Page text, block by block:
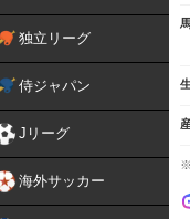
独立リーグ
侍ジャパン
Jリーグ
海外サッカー
※